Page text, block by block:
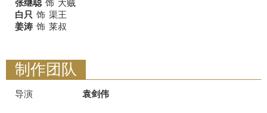
张继聪饰 大贼
白只 饰 渠王
姜涛 饰 莱叔
制作团队
导演 袁剑伟